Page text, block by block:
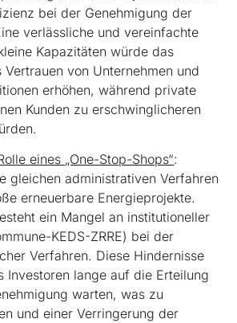
bei der Genehmigung der
verlässliche und vereinfachte
Kapazitäten würde das
Vertrauen von Unternehmen und
erhöhen, während private
Kunden zu erschwinglicheren
eines „One-Stop-Shops“:
gleichen administrativen Verfahren
erneuerbare Energieprojekte.
ein Mangel an institutioneller
KEDS-ZRRE) bei der
Verfahren. Diese Hindernisse
Investoren lange auf die Erteilung
warten, was zu
und einer Verringerung der